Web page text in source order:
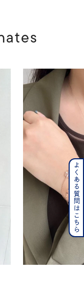
よくある質問はこちら